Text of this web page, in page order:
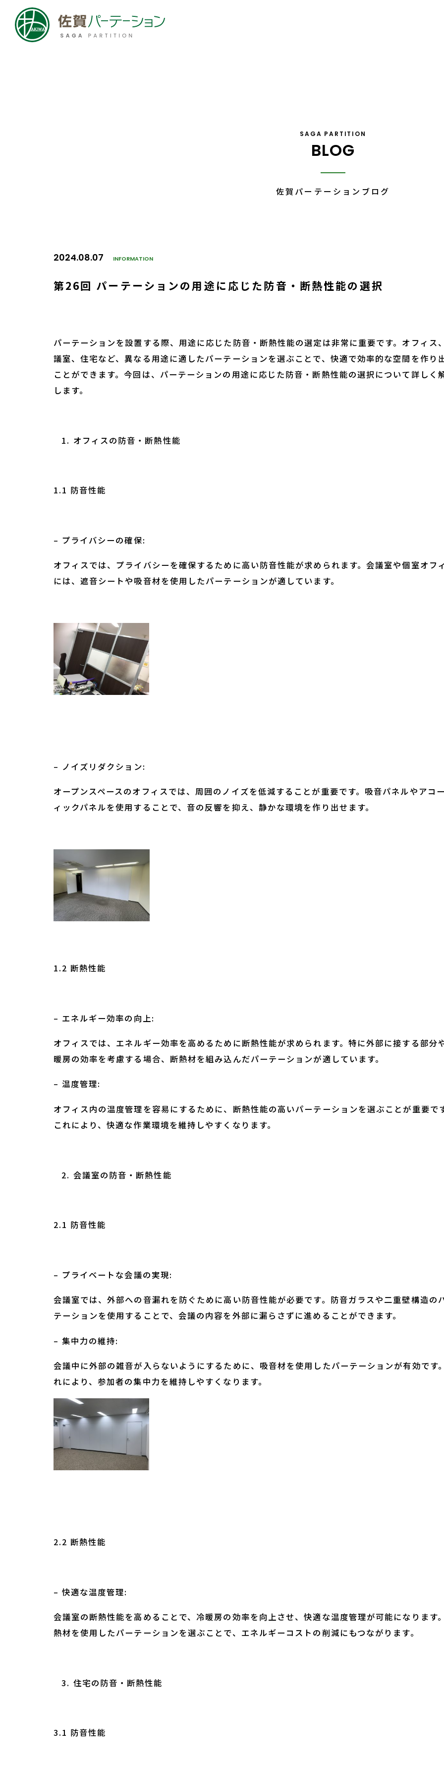
SAGA PARTITION
BLOG
佐賀パーテーション ブログ
2024.08.07 INFORMATION
第26回 パーテーションの用途に応じた防音・断熱性能の選択
パーテーションを設置する際、用途に応じた防音・断熱性能の選定は非常に重要です。オフィス
議室、住宅など、異なる用途に適したパーテーションを選ぶことで、快適で効率的な空間を作り
ことができます。今回は、パーテーションの用途に応じた防音・断熱性能の選択について詳しく
します。
オフィスの防音・断熱性能
1.1 防音性能
– プライバシーの確保:
オフィスでは、プライバシーを確保するために高い防音性能が求められます。会議室や個室オフ
には、遮音シートや吸音材を使用したパーテーションが適しています。
– ノイズリダクション:
オープンスペースのオフィスでは、周囲のノイズを低減することが重要です。吸音パネルやアコ
ィックパネルを使用することで、音の反響を抑え、静かな環境を作り出せます。
1.2 断熱性能
– エネルギー効率の向上:
オフィスでは、エネルギー効率を高めるために断熱性能が求められます。特に外部に接する部分
暖房の効率を考慮する場合、断熱材を組み込んだパーテーションが適しています。
– 温度管理:
オフィス内の温度管理を容易にするために、断熱性能の高いパーテーションを選ぶことが重要で
これにより、快適な作業環境を維持しやすくなります。
会議室の防音・断熱性能
2.1 防音性能
– プライベートな会議の実現:
会議室では、外部への音漏れを防ぐために高い防音性能が必要です。防音ガラスや二重壁構造の
テーションを使用することで、会議の内容を外部に漏らさずに進めることができます。
– 集中力の維持:
会議中に外部の雑音が入らないようにするために、吸音材を使用したパーテーションが有効です
れにより、参加者の集中力を維持しやすくなります。
2.2 断熱性能
– 快適な温度管理:
会議室の断熱性能を高めることで、冷暖房の効率を向上させ、快適な温度管理が可能になります
熱材を使用したパーテーションを選ぶことで、エネルギーコストの削減にもつながります。
住宅の防音・断熱性能
3.1 防音性能